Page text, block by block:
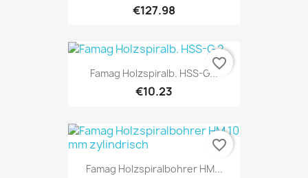
€127.98
Famag Holzspiralb. HSS-G...
€10.23
favorite_border
Famag Holzspiralbohrer HM...
favorite_border